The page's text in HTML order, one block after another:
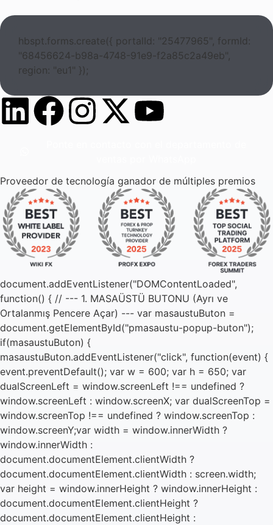
hbspt.forms.create({ portalId: "25477965", formId:
"68456624-b98a-4748-91e9-f2a85c2a49eb",
region: "eu1" });
Proveedor de tecnología ganador de múltiples premios
document.addEventListener("DOMContentLoaded",
function() { // --- 1. MASAÜSTÜ BUTONU (Ayrı ve
Ortalanmış Pencere Açar) --- var masaustuButon =
document.getElementById("pmasaustu-popup-buton");
if(masaustuButon) {
masaustuButon.addEventListener("click", function(event) {
event.preventDefault(); var w = 600; var h = 650; var
dualScreenLeft = window.screenLeft !== undefined ?
window.screenLeft : window.screenX; var dualScreenTop =
window.screenTop !== undefined ? window.screenTop :
window.screenY;var width = window.innerWidth ?
window.innerWidth :
document.documentElement.clientWidth ?
document.documentElement.clientWidth : screen.width;
var height = window.innerHeight ? window.innerHeight :
document.documentElement.clientHeight ?
document.documentElement.clientHeight :